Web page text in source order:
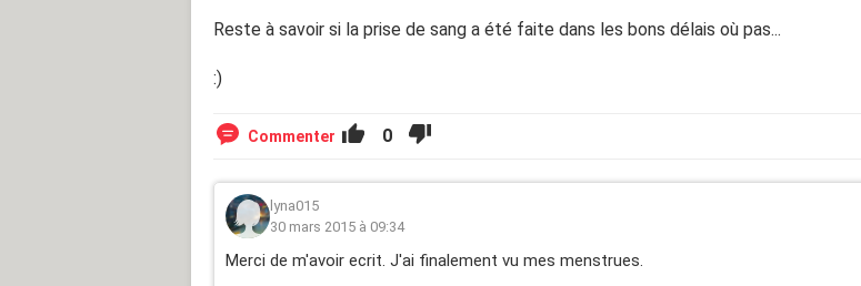
Reste à savoir si la prise de sang a été faite dans les bons délais où pas...
:)
Commenter 0
lyna015
30 mars 2015 à 09:34
Merci de m'avoir ecrit. J'ai finalement vu mes menstrues.